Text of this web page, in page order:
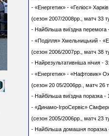
- «Енергетик» - «Геліос» Харків
(сезон 2007/2008рр., матч 33
- Найбільша виїздна перемога
- «Поділля» Хмельницький -
(сезон 2006/2007рр., матч 38
- Найрезультативніша нічия -
- «Енергетик» - «Нафтовик»
(сезон 20 05/2006рр., матч 26
- Найбільша виїздна поразка -
- «Динамо-ІгроСервіс»
(сезон 2005/2006рр., матч 23
- Найбільша домашня поразка